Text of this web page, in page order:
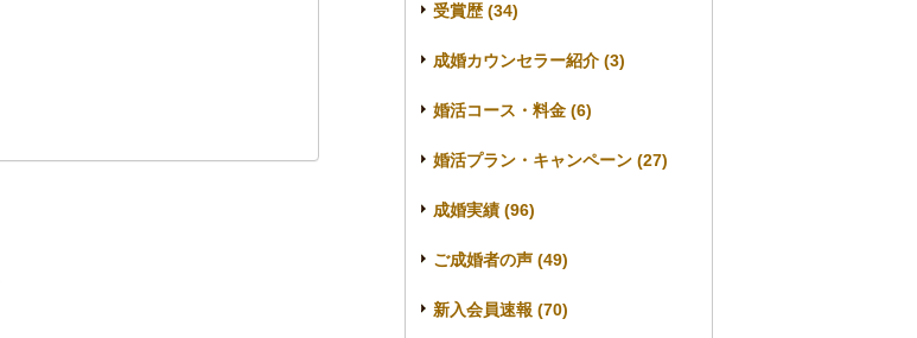
受賞歴 (34)
成婚カウンセラー紹介 (3)
婚活コース・料金 (6)
婚活プラン・キャンペーン (27)
成婚実績 (96)
ご成婚者の声 (49)
新入会員速報 (70)